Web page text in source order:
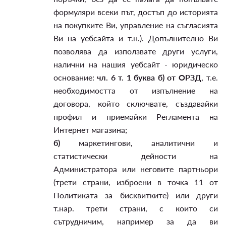
формуляри всеки път, достъп до историята
на покупките Ви, управление на съгласията
Ви на уебсайта и т.н.). Допълнително Ви
позволява да използвате други услуги,
налични на нашия уебсайт - юридическо
основание: чл. 6 т. 1 буква б) от ОРЗД, т.е.
необходимостта от изпълнение на
договора, който сключвате, създавайки
профил и приемайки Регламента на
Интернет магазина;
б) маркетингови, аналитични и
статистически дейности на
Администратора или неговите партньори
(трети страни, изброени в точка 11 от
Политиката за бисквитките) или други
т.нар. трети страни, с които си
сътрудничим, например за да ви